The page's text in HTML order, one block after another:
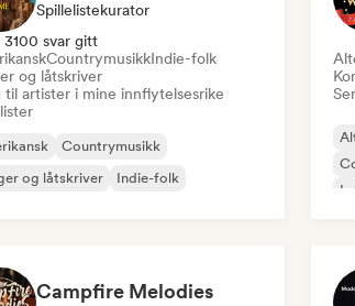
Spillelistekurator
3100 svar gitt
CountrymusikkIndie-folk
og låtskriver
til artister i mine innflytelsesrike
Countrymusikk
og låtskriver
Indie-folk
Campfire Melodies